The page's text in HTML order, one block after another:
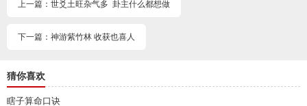
上一篇：世爻土旺杂气多 卦主什么都想做
下一篇：神游紫竹林 收获也喜人
猜你喜欢
瞎子算命口诀